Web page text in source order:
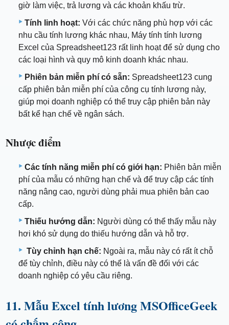
giờ làm việc, trả lương và các khoản khấu trừ.
Tính linh hoạt: Với các chức năng phù hợp với các
nhu cầu tính lương khác nhau, Máy tính tính lương
Excel của Spreadsheet123 rất linh hoạt để sử dụng cho
các loại hình và quy mô kinh doanh khác nhau.
Phiên bản miễn phí có sẵn: Spreadsheet123 cung
cấp phiên bản miễn phí của công cụ tính lương này,
giúp mọi doanh nghiệp có thể truy cập phiên bản này
bất kể hạn chế về ngân sách.
Nhược điểm
Các tính năng miễn phí có giới hạn: Phiên bản miễn
phí của mẫu có những hạn chế và để truy cập các tính
năng nâng cao, người dùng phải mua phiên bản cao
cấp.
Thiếu hướng dẫn: Người dùng có thể thấy mẫu này
hơi khó sử dụng do thiếu hướng dẫn và hỗ trợ.
Tùy chỉnh hạn chế: Ngoài ra, mẫu này có rất ít chỗ
để tùy chỉnh, điều này có thể là vấn đề đối với các
doanh nghiệp có yêu cầu riêng.
11. Mẫu Excel tính lương MSOfficeGeek